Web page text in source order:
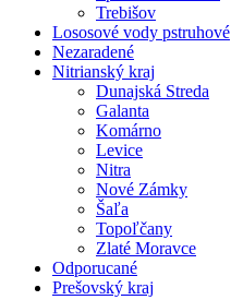
Trebišov
Lososové vody pstruhové
Nezaradené
Nitrianský kraj
Dunajská Streda
Galanta
Komárno
Levice
Nitra
Nové Zámky
Šaľa
Topoľčany
Zlaté Moravce
Odporucané
Prešovský kraj